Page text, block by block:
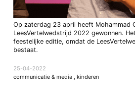
Op zaterdag 23 april heeft Mohammad
LeesVertelwedstrijd 2022 gewonnen.
feestelijke editie, omdat de
bestaat.
25-04-2022
communicatie & media , kinderen